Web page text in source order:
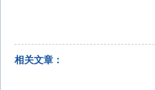
相关文章：